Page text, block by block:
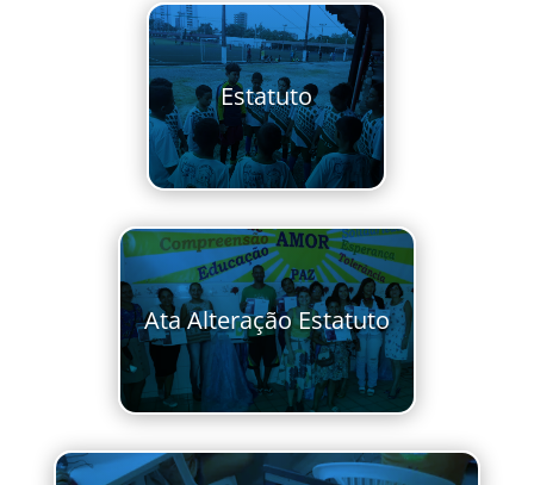
Estatuto
Ata Alteração Estatuto